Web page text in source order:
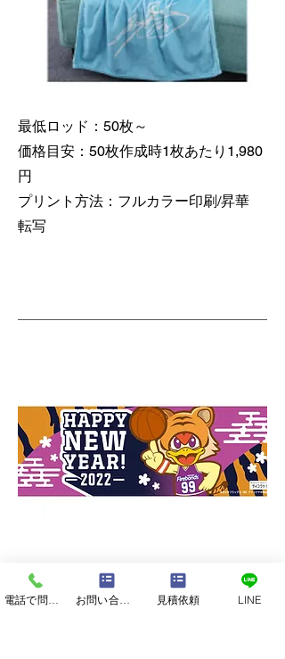
最低ロッド：50枚～
価格目安：50枚作成時1枚あたり1,980
円
​プリント方法：フルカラー印刷/昇華
転写
最低ロッド：50本～
電話で問い合わせる お問い合わせフォーム 見積依頼 LINE